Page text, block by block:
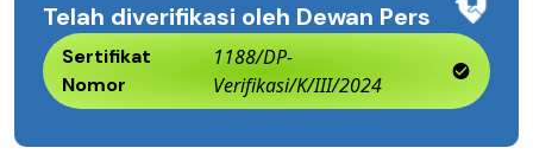
Telah diverifikasi oleh Dewan Pers
Sertifikat
Nomor
1188/DP-
Verifikasi/K/III/2024